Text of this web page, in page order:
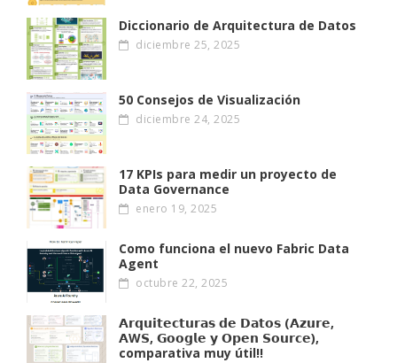
Diccionario de Arquitectura de Datos
diciembre 25, 2025
50 Consejos de Visualización
diciembre 24, 2025
17 KPIs para medir un proyecto de
Data Governance
enero 19, 2025
Como funciona el nuevo Fabric Data
Agent
octubre 22, 2025
𝗔𝗿𝗾𝘂𝗶𝘁𝗲𝗰𝘁𝘂𝗿𝗮𝘀 𝗱𝗲 𝗗𝗮𝘁𝗼𝘀 (𝗔𝘇𝘂𝗿𝗲,
𝗔W𝗦, 𝗚𝗼𝗼𝗴𝗹𝗲 𝘆 𝗢𝗽𝗲𝗻 𝗦𝗼𝘂𝗿𝗰𝗲),
comparativa muy útil!!